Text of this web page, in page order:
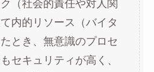
（社会的責任や対人関
内的リソース（バイタ
とき、無意識のプロセ
セキュリティが高く、